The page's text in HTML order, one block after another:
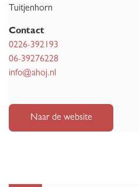
Tuitjenhorn
Contact
0226-392193
06-39276228
info@ahoj.nl
Naar de website